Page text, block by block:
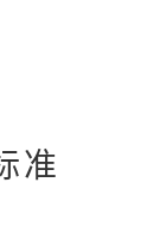
准